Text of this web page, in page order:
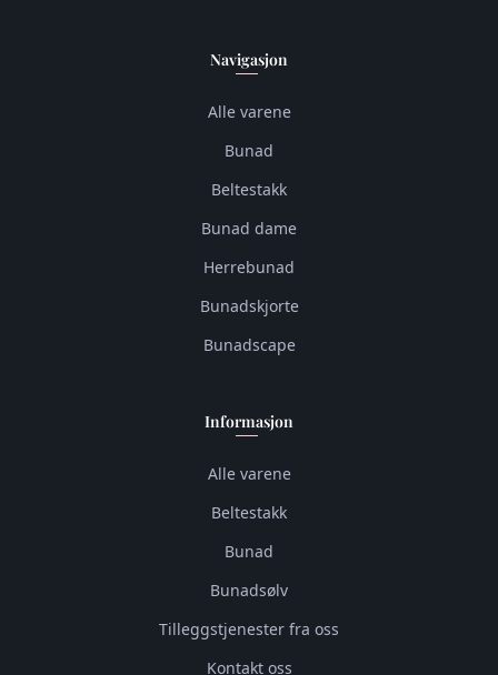
Navigasjon
Alle varene
Bunad
Beltestakk
Bunad dame
Herrebunad
Bunadskjorte
Bunadscape
Informasjon
Alle varene
Beltestakk
Bunad
Bunadsølv
Tilleggstjenester fra oss
Kontakt oss